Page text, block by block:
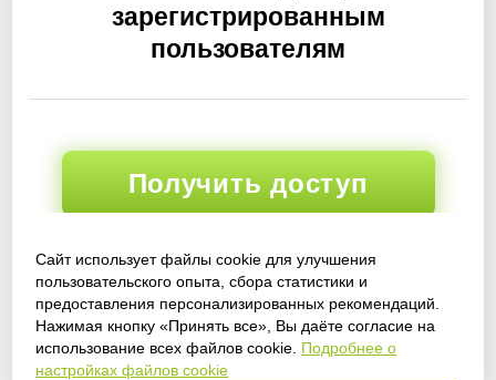
Сайт использует файлы cookie для улучшения
пользовательского опыта, сбора статистики и
предоставления персонализированных рекомендаций.
Нажимая кнопку «Принять все», Вы даёте согласие на
использование всех файлов cookie. Подробнее о
настройках файлов cookie
зарегистрированным
пользователям
Получить доступ
Войти